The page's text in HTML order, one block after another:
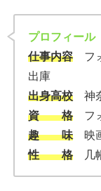
プロフィール
仕事内容
フ
出庫
出身高校
神
資 格
フ
趣 味
映
性 格
几